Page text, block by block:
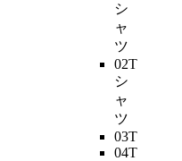
シ
ャ
ツ
02T
シ
ャ
ツ
03T
04T